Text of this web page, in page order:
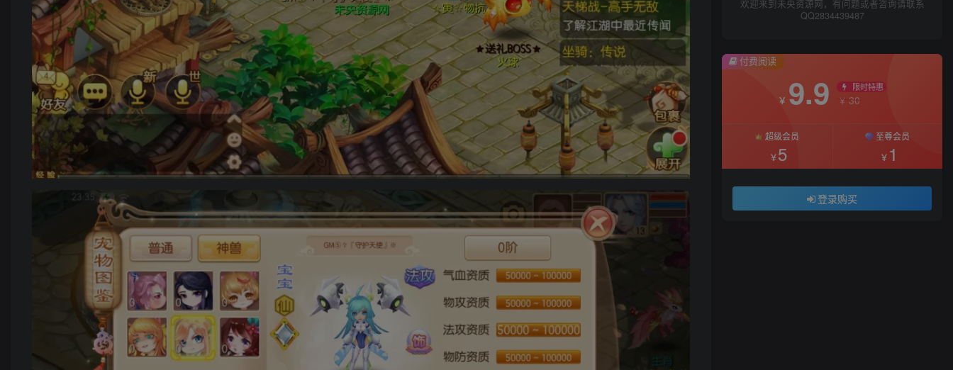
欢迎来到未央资源网，有问题或者咨询请联系
QQ2834439487
付费阅读
￥ 9.9 限时特惠
￥ 30
超级会员
￥5
至尊会员
￥ 1
登录购买